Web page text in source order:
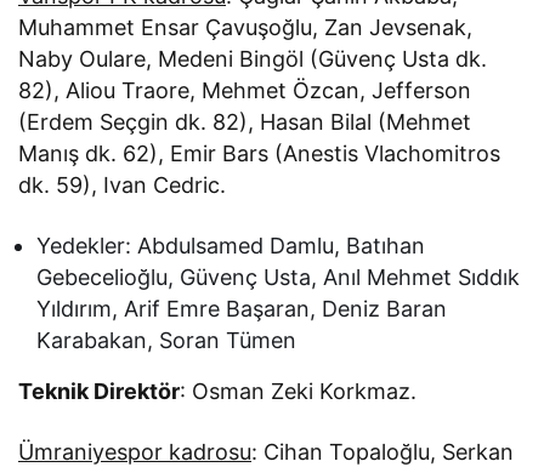
Muhammet Ensar Çavuşoğlu, Zan Jevsenak,
Naby Oulare, Medeni Bingöl (Güvenç Usta dk.
82), Aliou Traore, Mehmet Özcan, Jefferson
(Erdem Seçgin dk. 82), Hasan Bilal (Mehmet
Manış dk. 62), Emir Bars (Anestis Vlachomitros
dk. 59), Ivan Cedric.
Yedekler: Abdulsamed Damlu, Batıhan
Gebecelioğlu, Güvenç Usta, Anıl Mehmet Sıddık
Yıldırım, Arif Emre Başaran, Deniz Baran
Karabakan, Soran Tümen
Teknik Direktör: Osman Zeki Korkmaz.
Ümraniyespor kadrosu: Cihan Topaloğlu, Serkan